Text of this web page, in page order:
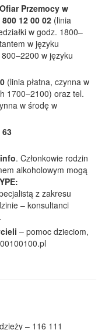
Przemocy w
12 00 02 (linia
w godz. 1800–
w języku
w języku
(linia płatna, czynna w
1700–2100) oraz tel.
w środę w
63
. Członkowie rodzin
alkoholowym mogą
z zakresu
– konsultanci
– pomoc dzieciom,
– 116 111